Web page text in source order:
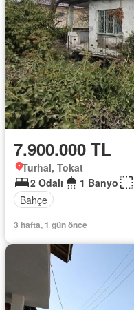
7.900.000 TL
Turhal, Tokat
2 Odalı
1 Banyo
Bahçe
3 hafta, 1 gün önce